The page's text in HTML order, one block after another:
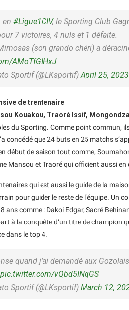
en #Ligue1CIV, le Sporting Club
7 victoires, 4 nuls et 1 défaite.
(son grando chéri) a
AMoTfGIHxJ
Sportif (@LKsportif)April 25, 2023
de trentenaire
Kouakou, Traoré Issif,
du Sporting. Comme point commun,
concédé que 24 buts en 25 matchs
début de saison tout comme,
Mansou et Traoré qui officient aussi en
qui est aussi le guide de la
pour guider le reste de l’équipe. Un
ans comme : Dakoi Edgar, Sacré
à la conquête d’un titre de champion
dans le top 4.
quand j’ai demandé aux
pic.twitter.com/vQbd5INqGS
Sportif (@LKsportif) March 12,